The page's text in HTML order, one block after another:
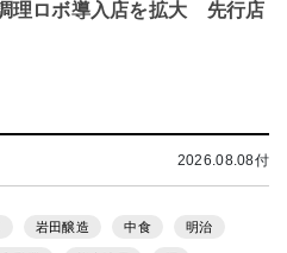
理ロボ導入店を拡大 先行店
2026.08.08付
岩田醸造 中食 明治